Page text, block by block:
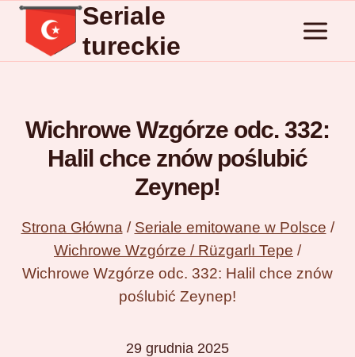
Przejdź
treści
Seriale
tureckie
Wichrowe Wzgórze odc. 332:
Halil chce znów poślubić
Zeynep!
Strona Główna / Seriale emitowane w Polsce /
Wichrowe Wzgórze / Rüzgarlı Tepe /
Wichrowe Wzgórze odc. 332: Halil chce znów
poślubić Zeynep!
29 grudnia 2025